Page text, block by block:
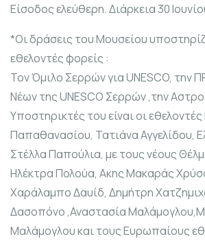
Είσοδος ελεύθερη. Διάρκεια 30
*Οι δράσεις του Μουσείου
εθελοντές φορείς :
Τον Όμιλο Σερρών για UNESCO, την
Νέων της UNESCO Σερρών ,την
Υποστηρικτές του είναι οι εθελοντές
Παπαθανασίου, Τατιάνα Αγγελίδου,
Στέλλα Παπούλια, με τους νέους
Ηλέκτρα Πολούα, Ακης Μακαράς
Χαράλαμπο Δαυίδ, Δημήτρη
Δασοπόνο ,Αναστασία
Μαλάμογλου και τους Ευρωπαίους